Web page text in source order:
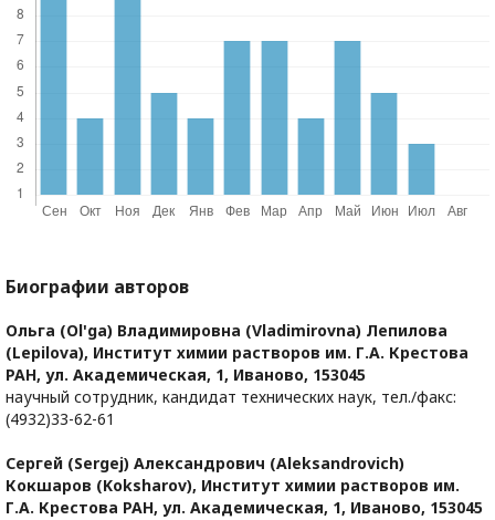
Биографии авторов
Ольга (Ol'ga) Владимировна (Vladimirovna) Лепилова
(Lepilova), Институт химии растворов им. Г.А. Крестова
РАН, ул. Академическая, 1, Иваново, 153045
научный сотрудник, кандидат технических наук, тел./факс:
(4932)33-62-61
Сергей (Sergej) Александрович (Aleksandrovich)
Кокшаров (Koksharov), Институт химии растворов им.
Г.А. Крестова РАН, ул. Академическая, 1, Иваново, 153045